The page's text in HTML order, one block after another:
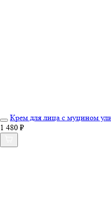
Крем для лица с муцином
1 480 ₽